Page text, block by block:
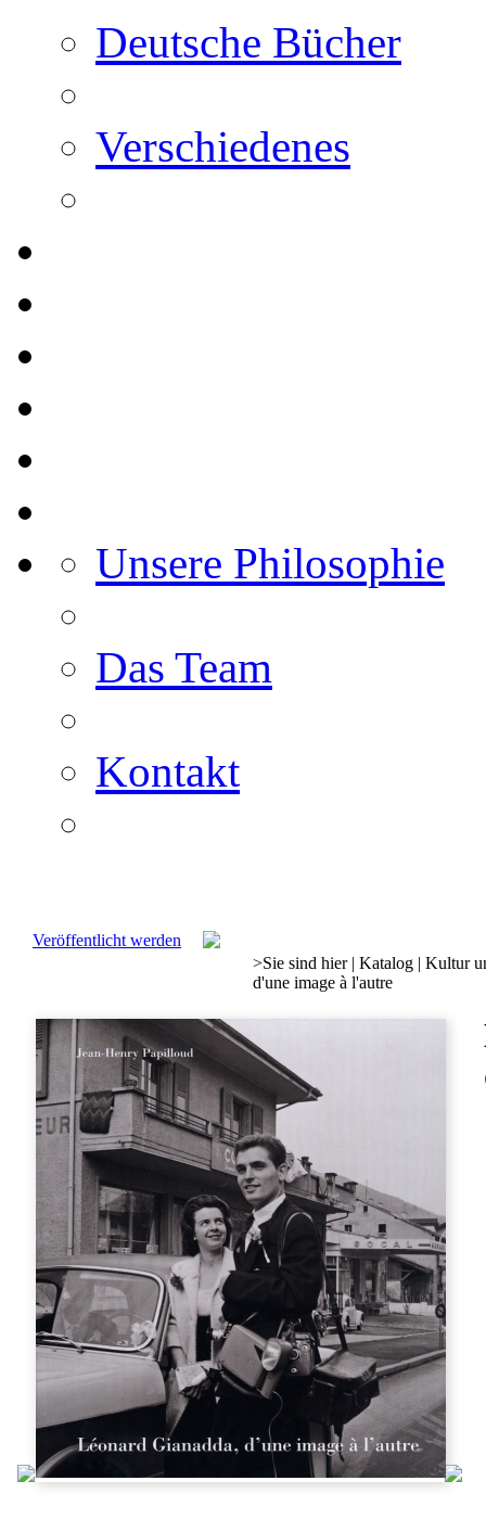
Deutsche Bücher
Verschiedenes
Unsere Philosophie
Das Team
Kontakt
Veröffentlicht werden
>Sie sind hier| Katalog | Kultur
d'une image à l'autre